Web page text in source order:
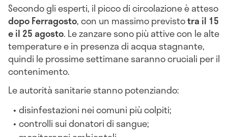
Secondo gli esperti, il picco di circolazione è atteso
dopo Ferragosto, con un massimo previstotra il 15
e il 25 agosto. Le zanzare sono più attive con le alte
temperature e in presenza di acqua stagnante,
quindi le prossime settimane saranno cruciali per il
contenimento.
Le autorità sanitarie stanno potenziando:
disinfestazioni nei comuni più colpiti;
controlli sui donatori di sangue;